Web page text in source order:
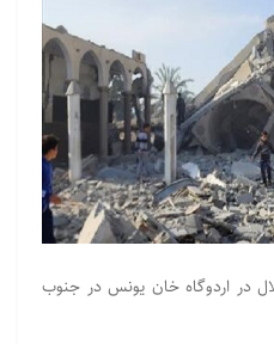
در اردوگاه خان یونس در جنوب